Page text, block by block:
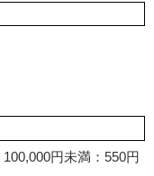
100,000円未満：550円